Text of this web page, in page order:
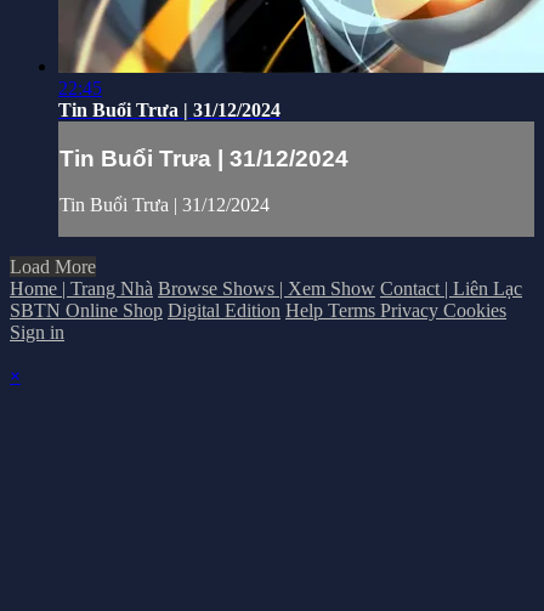
22:45
Tin Buổi Trưa | 31/12/2024
Tin Buổi Trưa | 31/12/2024
Tin Buổi Trưa | 31/12/2024
Load More
Home | Trang Nhà Browse Shows | Xem Show Contact | Liên Lạc
SBTN Online Shop Digital Edition Help Terms Privacy Cookies
Sign in
×